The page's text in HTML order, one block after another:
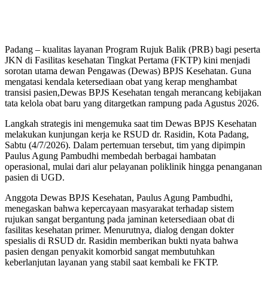
Padang – kualitas layanan Program Rujuk Balik (PRB) bagi peserta
JKN di Fasilitas kesehatan Tingkat Pertama (FKTP) kini menjadi
sorotan utama dewan Pengawas (Dewas) BPJS Kesehatan. Guna
mengatasi kendala ketersediaan obat yang kerap menghambat
transisi pasien,Dewas BPJS Kesehatan tengah merancang kebijakan
tata kelola obat baru yang ditargetkan rampung pada Agustus 2026.
Langkah strategis ini mengemuka saat tim Dewas BPJS Kesehatan
melakukan kunjungan kerja ke RSUD dr. Rasidin, Kota Padang,
Sabtu (4/7/2026). Dalam pertemuan tersebut, tim yang dipimpin
Paulus Agung Pambudhi membedah berbagai hambatan
operasional, mulai dari alur pelayanan poliklinik hingga penanganan
pasien di UGD.
Anggota Dewas BPJS Kesehatan, Paulus Agung Pambudhi,
menegaskan bahwa kepercayaan masyarakat terhadap sistem
rujukan sangat bergantung pada jaminan ketersediaan obat di
fasilitas kesehatan primer. Menurutnya, dialog dengan dokter
spesialis di RSUD dr. Rasidin memberikan bukti nyata bahwa
pasien dengan penyakit komorbid sangat membutuhkan
keberlanjutan layanan yang stabil saat kembali ke FKTP.